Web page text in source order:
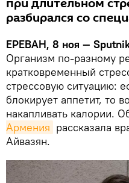
при длительном
разбирался со
ЕРЕВАН, 8 ноя —
Организм по-разному
кратковременный
стрессовую ситуацию:
блокирует аппетит, то
накапливать калории.
Армения рассказала
Айвазян.